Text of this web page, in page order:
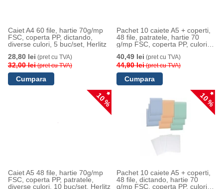
Caiet A4 60 file, hartie 70g/mp
FSC, coperta PP, dictando,
diverse culori, 5 buc/set, Herlitz
28,80 lei (pret cu TVA)
32,00 lei(pret cu TVA)
Pachet 10 caiete A5 + coperti,
48 file, patratele, hartie 70
g/mp FSC, coperta PP, culori
40,49 lei (pret cu TVA)
44,90 lei(pret cu TVA)
10 %
Caiet A5 48 file, hartie 70g/mp
FSC, coperta PP, patratele,
diverse culori, 10 buc/set, Herlitz
10 %
Pachet 10 caiete A5 + coperti,
48 file, dictando, hartie 70
g/mp FSC, coperta PP, culori